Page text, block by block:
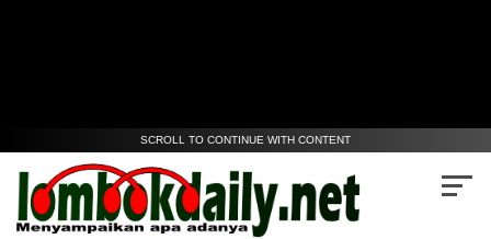
SCROLL TO CONTINUE WITH CONTENT